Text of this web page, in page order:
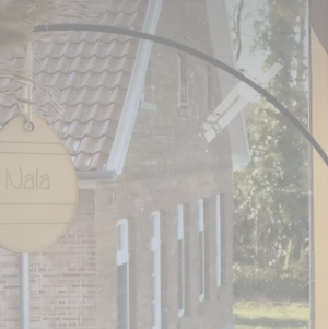
die ROSENGARTEN-Stiftung